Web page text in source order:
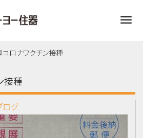
コロナワクチン接種
接種
ログ